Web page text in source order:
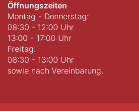
Öffnungszeiten
Montag - Donnerstag:
08:30 - 12:00 Uhr
13:00 - 17:00 Uhr
Freitag:
08:30 - 13:00 Uhr
sowie nach Vereinbarung.